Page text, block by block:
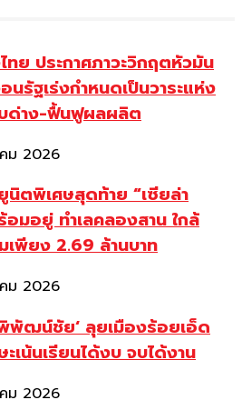
ทย ประกาศภาวะวิกฤตหัวมัน
รัฐเร่งกำหนดเป็นวาระแห่ง
บด่าง-ฟื้นฟูผลผลิต
ม 2026
ตพิเศษสุดท้าย “เซียล่า
มอยู่ ทำเลคลองสาน ใกล้
เพียง 2.69 ล้านบาท
ม 2026
พิพัฒน์ชัย‘ ลุยเมืองร้อยเอ็ด
เน้นเรียนได้งบ จบได้งาน
ม 2026